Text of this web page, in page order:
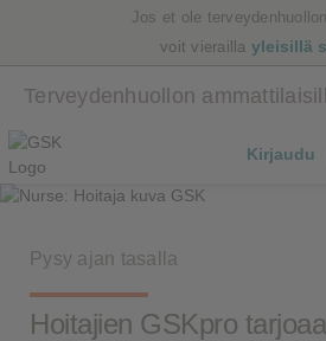
Jos et ole
voit vierailla yleisillä
Terveydenhuollon
Kirjaudu
Pysy ajan tasalla
Hoitajien GSKpro